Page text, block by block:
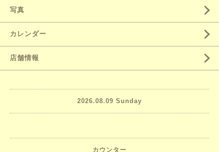
写真
カレンダー
店舗情報
2026.08.09 Sunday
カウンター